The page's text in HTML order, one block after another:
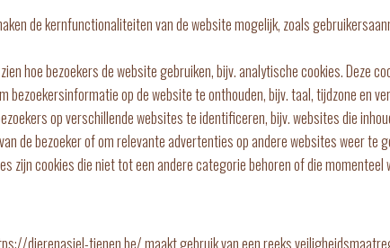
de kernfunctionaliteiten van de website mogelijk, zoals
hoe bezoekers de website gebruiken, bijv. analytische cookies. Deze
bezoekersinformatie op de website te onthouden, bijv. taal, tijdzone en
op verschillende websites te identificeren, bijv. websites die
de bezoeker of om relevante advertenties op andere websites weer te
zijn cookies die niet tot een andere categorie behoren of die